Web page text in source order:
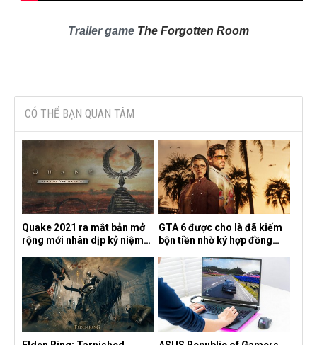
Trailer game The Forgotten Room
CÓ THỂ BẠN QUAN TÂM
Quake 2021 ra mắt bản mở
rộng mới nhân dịp kỷ niệm
the Machine
GTA 6 được cho là đã kiếm
bộn tiền nhờ ký hợp đồng